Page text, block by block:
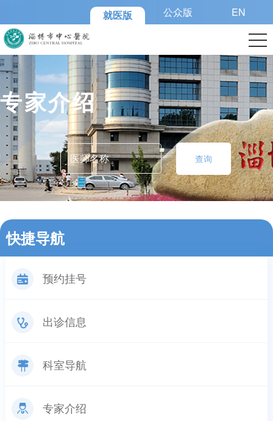
就医版 公众版 EN
专家介绍
查询
快捷导航
预约挂号
出诊信息
科室导航
专家介绍